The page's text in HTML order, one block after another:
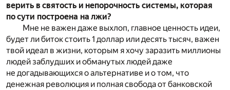
верить в святость и непорочность системы, которая
по сути построена на лжи?
Мне не важен даже выхлоп, главное ценность идеи,
будет ли биток стоить 1 доллар или десять тысяч, важен
твой идеал в жизни, которым я хочу заразить миллионы
людей заблудших и обманутых людей даже
не догадывающихся о альтернативе и о том, что
денежная революция и полная свобода от банковской